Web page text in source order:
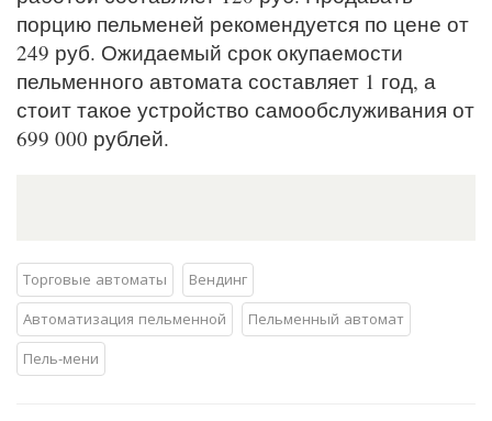
порцию пельменей рекомендуется по цене от
249 руб. Ожидаемый срок окупаемости
пельменного автомата составляет 1 год, а
стоит такое устройство самообслуживания от
699 000 рублей.
Торговые автоматы
Вендинг
Автоматизация пельменной
Пельменный автомат
Пель-мени